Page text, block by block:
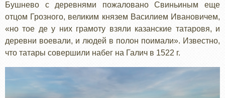
Бушнево с деревнями пожаловано Свиньиным еще
отцом Грозного, великим князем Василием Ивановичем,
«но тое де у них грамоту взяли казанские татаровя, и
деревни воевали, и людей в полон поимали». Известно,
что татары совершили набег на Галич в 1522 г.